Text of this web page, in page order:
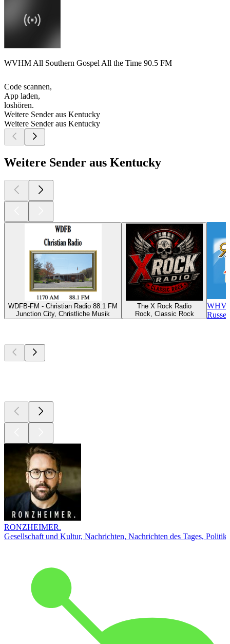
WVHM All Southern Gospel All the Time 90.5 FM
Code scannen,
App laden,
loshören.
Weitere Sender aus Kentucky
Weitere Sender aus Kentucky
Weitere Sender aus Kentucky
WDFB-FM - Christian Radio 88.1 FM
Junction City, Christliche Musik
The X Rock Radio
Rock, Classic Rock
RONZHEIMER.
Gesellschaft und Kultur, Nachrichten, Nachrichten des Tages, Politik